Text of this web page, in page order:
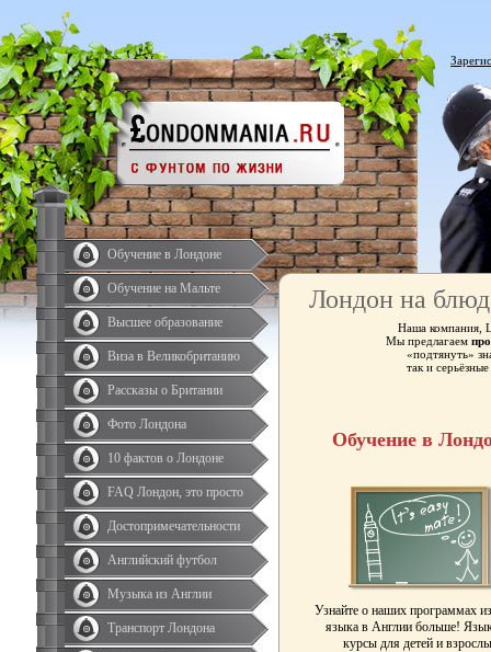
Обучение в Лондоне
Обучение на Мальте
Высшее образование
Виза в Великобританию
Рассказы о Британии
Фото Лондона
10 фактов о Лондоне
FAQ Лондон, это просто
Достопримечательности
Английский футбол
Музыка из Англии
Транспорт Лондона
Лондон на
Наша компания,
Мы предлагаем
«подтянуть»
так и
Обучение в
Узнайте о наших программах
языка в Англии больше!
курсы для детей и